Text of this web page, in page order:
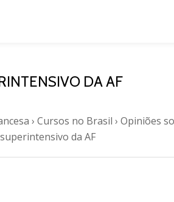
DA AF
› Cursos no Brasil › Opiniões
da AF